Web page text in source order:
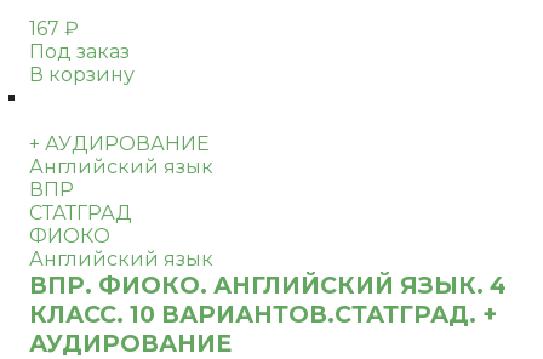
167 ₽
Под заказ
В корзину
+ АУДИРОВАНИЕ
Английский язык
ВПР
СТАТГРАД
ФИОКО
Английский язык
ВПР. ФИОКО. АНГЛИЙСКИЙ ЯЗЫК. 4
КЛАСС. 10 ВАРИАНТОВ.СТАТГРАД. +
АУДИРОВАНИЕ